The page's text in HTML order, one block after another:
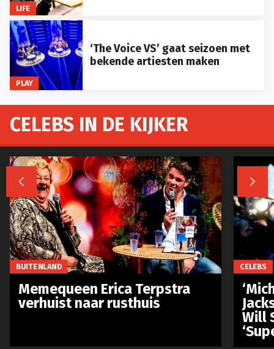
LIFE
PLAY
‘The Voice VS’ gaat seizoen met
bekende artiesten maken
CELEBS IN DE KIJKER
 
BUITENLAND
Memequeen Erica Terpstra
verhuist naar rusthuis
CELEBS
Will